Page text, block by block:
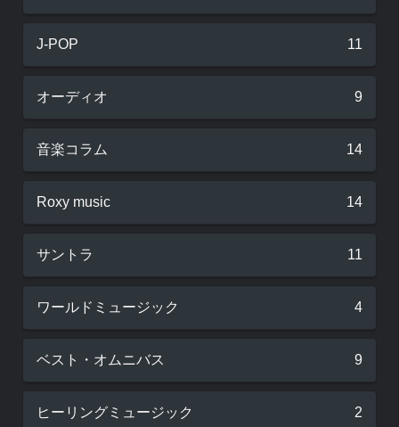
J-POP 11
オーディオ 9
音楽コラム 14
Roxy music 14
サントラ 11
ワールドミュージック 4
ベスト・オムニバス 9
ヒーリングミュージック 2